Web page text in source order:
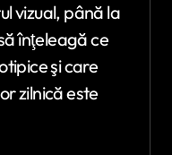
vizual, până la
înţeleagă ce
şi care
zilnică este